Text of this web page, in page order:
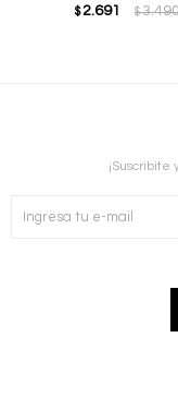
$ 2.691 $
¡Suscribite